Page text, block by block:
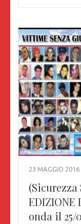
23 MAGGIO 2016
(Sicurezza
EDIZIONE
onda il 25/